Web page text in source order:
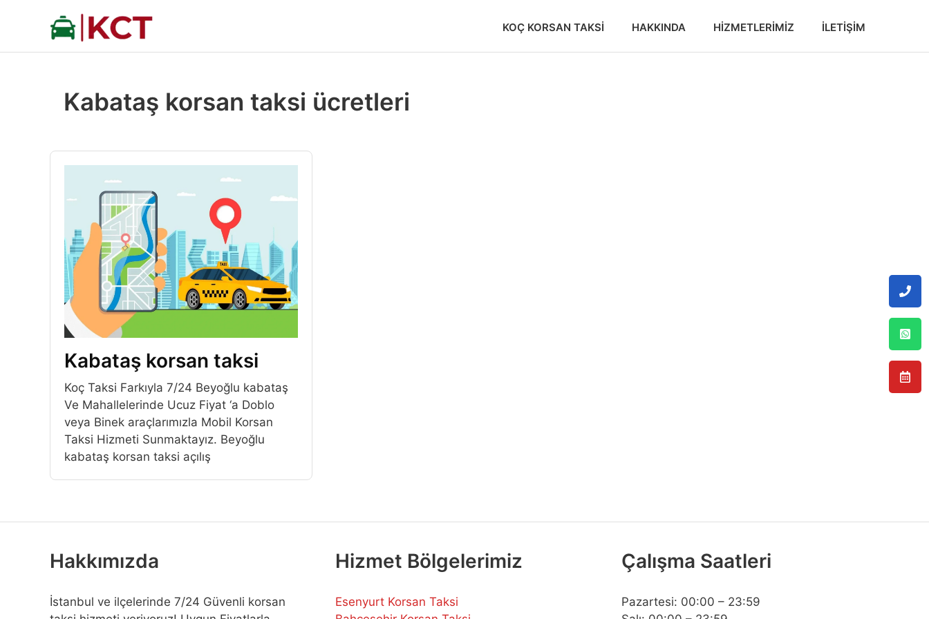
KOÇ KORSAN TAKSI HAKKINDA HIZMETLERIMIZ İLETIŞIM
Kabataş korsan taksi ücretleri
Kabataş korsan taksi
Koç Taksi Farkıyla 7/24 Beyoğlu kabataş
Ve Mahallelerinde Ucuz Fiyat ‘a Doblo
veya Binek araçlarımızla Mobil Korsan
Taksi Hizmeti Sunmaktayız. Beyoğlu
kabataş korsan taksi açılış
Hakkımızda
İstanbul ve ilçelerinde 7/24 Güvenli korsan
Hizmet Bölgelerimiz
Esenyurt Korsan Taksi
Çalışma Saatleri
Pazartesi: 00:00 – 23:59